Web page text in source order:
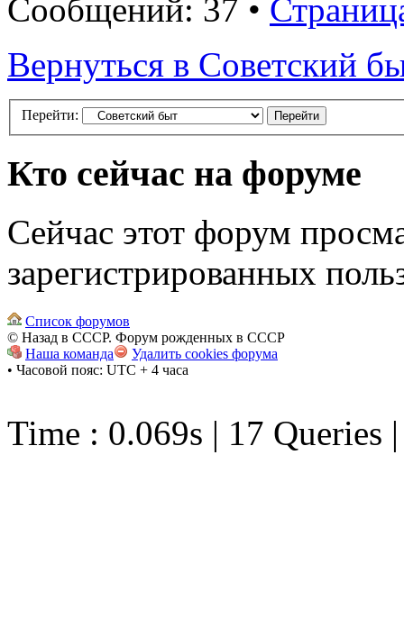
Сообщений: 37 •
Вернуться в Советский
Перейти:
Кто сейчас на форуме
Сейчас этот форум
зарегистрированных
Список форумов
© Назад в СССР. Форум рожденных в СССР
Наша команда
Удалить cookies форума
• Часовой пояс: UTC + 4 часа
Time : 0.069s | 17 Queries